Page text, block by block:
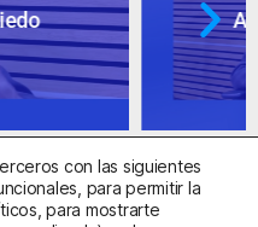
cuestionables
con las siguientes
para permitir la
para mostrarte